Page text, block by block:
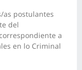
as postulantes
del
a
en lo Criminal